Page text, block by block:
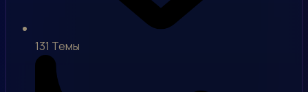
131 Темы